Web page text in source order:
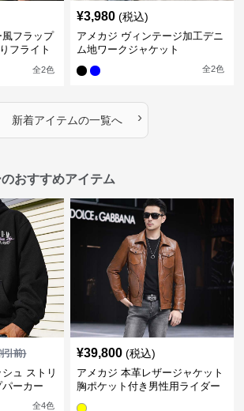
フラップ
フライト
全2色
¥3,980 (税込)
アメカジ ヴィンテージ加工デニ
ム地ワークジャケット
全2色
新着アイテムの一覧へ ›
おすすめアイテム
引前)
ュ ストリ
ーカー
全4色
¥39,800 (税込)
アメカジ 本革レザージャケット
胸ポケット付き男性用ライダー